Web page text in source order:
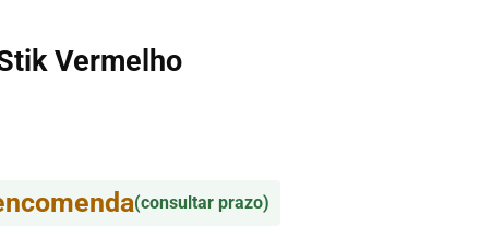
Vermelho
(consultar prazo)